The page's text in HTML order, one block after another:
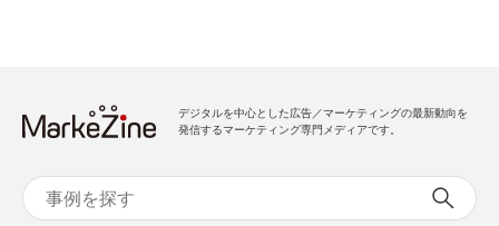
デジタルを中心とした広告／マーケティングの最新動向を
発信するマーケティング専門メディアです。